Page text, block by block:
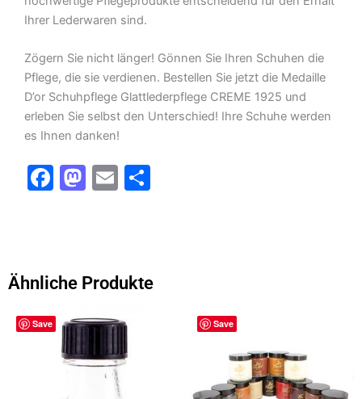
Ihrer Lederwaren sind.
Zögern Sie nicht länger! Gönnen Sie Ihren Schuhen die
Pflege, die sie verdienen. Bestellen Sie jetzt die Medaille
D’or Schuhpflege Glattlederpflege CREME 1925 und
erleben Sie selbst den Unterschied! Ihre Schuhe werden
es Ihnen danken!
F
b
o
k
M
d
n
E
Ähnliche Produkte
Save Save